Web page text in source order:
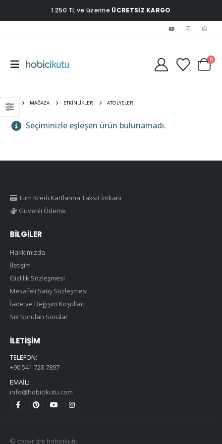
1.250 TL ve üzerine ÜCRETSİZ KARGO
0
EV MAĞAZA ETKINLIKLER ATÖLYELER
Seçiminizle eşleşen ürün bulunamadı.
Tüm Kredi Kartlarına Taksit İmkanı
Güvenli Ödeme
BILGILER
Hakkımızda
İletişim
Gizlilik Sözleşmesi
Mesafeli Satış Sözleşmesi
İade ve Değişim Koşulları
Sık Sorulan Sorular
İLETIŞIM
TELEFON:
+90 541 728 7897
EMAIL:
info@hobicikutu.com
© copyright hobicikutu